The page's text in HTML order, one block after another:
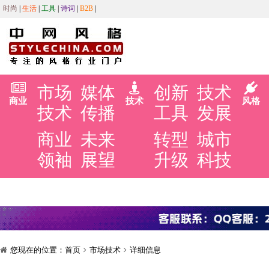
时尚 生活 工具 诗词 B2B
商业
市场
技术
媒体
传播
商业
领袖
未来
展望
技术
创新
工具
技术
发展
转型
升级
城市
科技
风格
您现在的位置： 首页 市场技术 详细信息